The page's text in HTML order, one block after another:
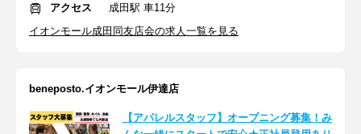
アクセス
成田駅 車11分
イオンモール成田同友店会の求人一覧を見る
beneposto.イオンモール伊達店
【アパレルスタッフ】オープニング募集！み